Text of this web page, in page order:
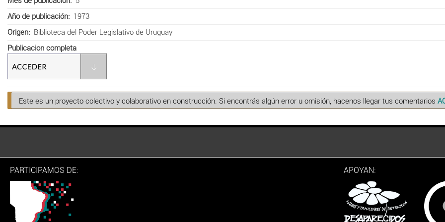
Año de publicación
1973
Origen
Biblioteca del Poder Legislativo de Uruguay
Publicacion completa
Este es un proyecto colectivo y colaborativo en construcción. Si encontrás algún error u omisión, hacenos llegar tus comentarios
PARTICIPAMOS DE: APOYAN: